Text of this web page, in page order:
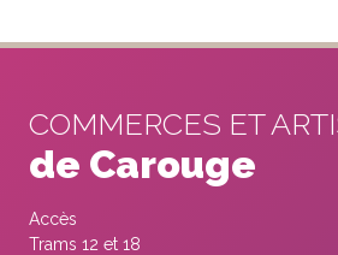
COMMERCES ET
de Carouge
Accès
Trams 12 et 18